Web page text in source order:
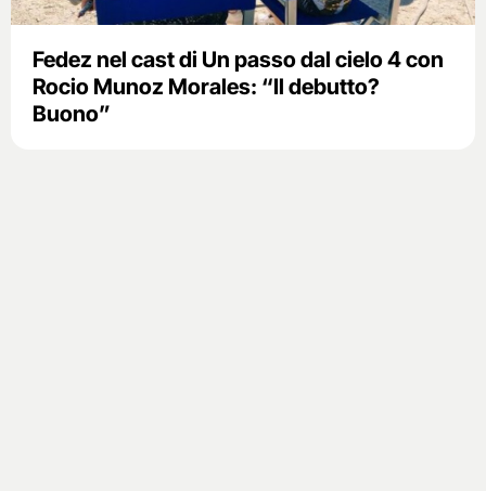
Fedez nel cast di Un passo dal cielo 4 con
Rocio Munoz Morales: “Il debutto?
Buono”